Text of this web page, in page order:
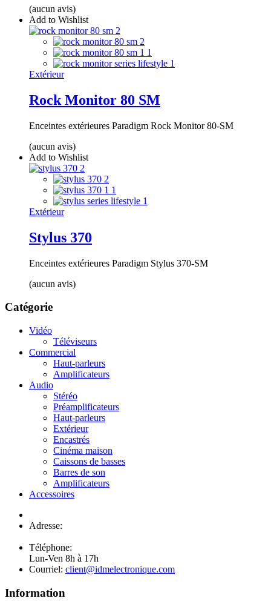
(aucun avis)
Add to Wishlist
Extérieur
Rock Monitor 80 SM
Enceintes extérieures Paradigm Rock Monitor 80-SM
(aucun avis)
Add to Wishlist
Extérieur
Stylus 370
Enceintes extérieures Paradigm Stylus 370-SM
(aucun avis)
Catégorie
Vidéo
Téléviseurs
Commercial
Haut-parleurs
Amplificateurs
Audio
Stéréo
Préamplificateurs
Haut-parleurs
Extérieur
Encastrés
Cinéma maison
Caissons de basses
Barres de son
Amplificateurs
Accessoires
Adresse:
Téléphone:
Lun-Ven 8h à 17h
Courriel: client@idmelectronique.com
Information